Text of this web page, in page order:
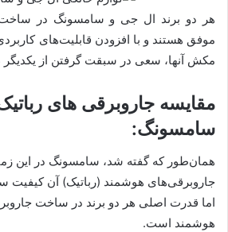
هر دو برند ال جی و سامسونگ در
موفق هستند و با افزودن قابلیت‌های
مکش‌ آنها، سعی در سبقت گرفتن از یکدیگر
مقایسه جاروبرقی‌‌ های
سامسونگ:
همان‌طور که گفته شد، سامسونگ در این
جاروبرقی‌های هوشمند (رباتیک) آن کیفیت
اما قدرت اصلی هر دو برند در ساخت
هوشمند است.